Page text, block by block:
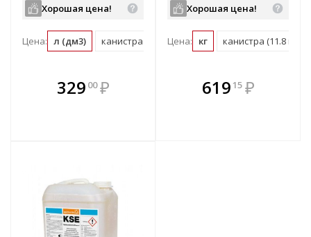
Хорошая цена!
Цена: л (дм3) канистра (5 л (дм3))
329 00 ₽
В комплекте
всегда выгоднее!
Хорошая цена!
Цена: кг канистра (11.8 кг)
В комплекте
всегда выгоднее!
619 15 ₽